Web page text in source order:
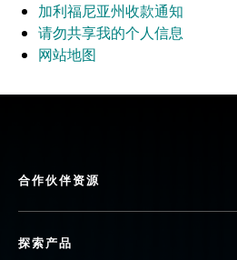
加利福尼亚州收款通知
请勿共享我的个人信息
网站地图
合作伙伴资源
探索产品